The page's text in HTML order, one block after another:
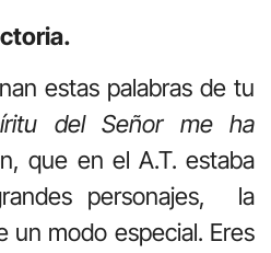
estas palabras de tu
del Señor me ha
que en el A.T. estaba
personajes, la
modo especial. Eres